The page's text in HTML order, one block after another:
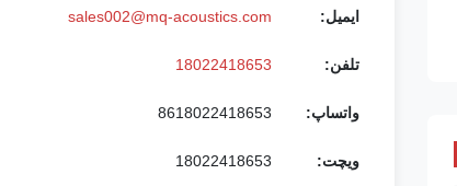
ایمیل: sales002@mq-acoustics.com
تلفن: 18022418653
واتساپ: 8618022418653
ویچت: 18022418653